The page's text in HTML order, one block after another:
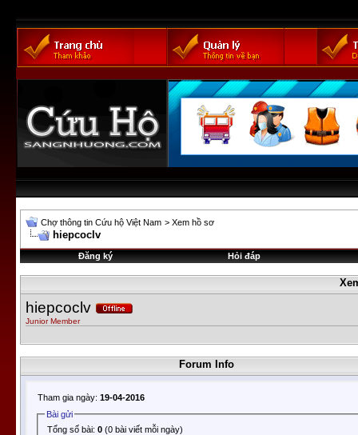
Chợ thông tin Cứu hộ Việt Nam > Xem hồ sơ
hiepcoclv
Đăng ký Hỏi đáp
hiepcoclv
Junior Member
Forum Info
Tham gia ngày: 19-04-2016
Bài gửi
Tổng số bài:0 (0 bài viết mỗi ngày)